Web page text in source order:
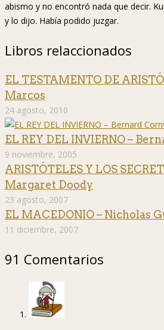
abismo y no encontró nada que decir.
y lo dijo. Había podido juzgar.
Libros relaccionados
EL TESTAMENTO DE
Marcos
24 agosto, 2010
EL REY DEL INVIERNO –
9 noviembre, 2005
ARISTÓTELES Y LOS
Margaret Doody
23 agosto, 2007
EL MACEDONIO – Nicholas
11 diciembre, 2007
91 Comentarios